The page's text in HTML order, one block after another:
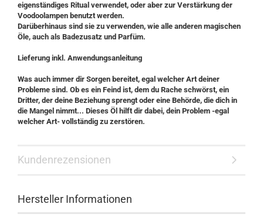
eigenständiges Ritual verwendet, oder aber zur Verstärkung der
Voodoolampen benutzt werden.
Darüberhinaus sind sie zu verwenden, wie alle anderen magischen
Öle, auch als Badezusatz und Parfüm.
Lieferung inkl. Anwendungsanleitung
Was auch immer dir Sorgen bereitet, egal welcher Art deiner
Probleme sind. Ob es ein Feind ist, dem du Rache schwörst, ein
Dritter, der deine Beziehung sprengt oder eine Behörde, die dich in
die Mangel nimmt... Dieses Öl hilft dir dabei, dein Problem -egal
welcher Art- vollständig zu zerstören.
Kundenrezensionen
Hersteller Informationen